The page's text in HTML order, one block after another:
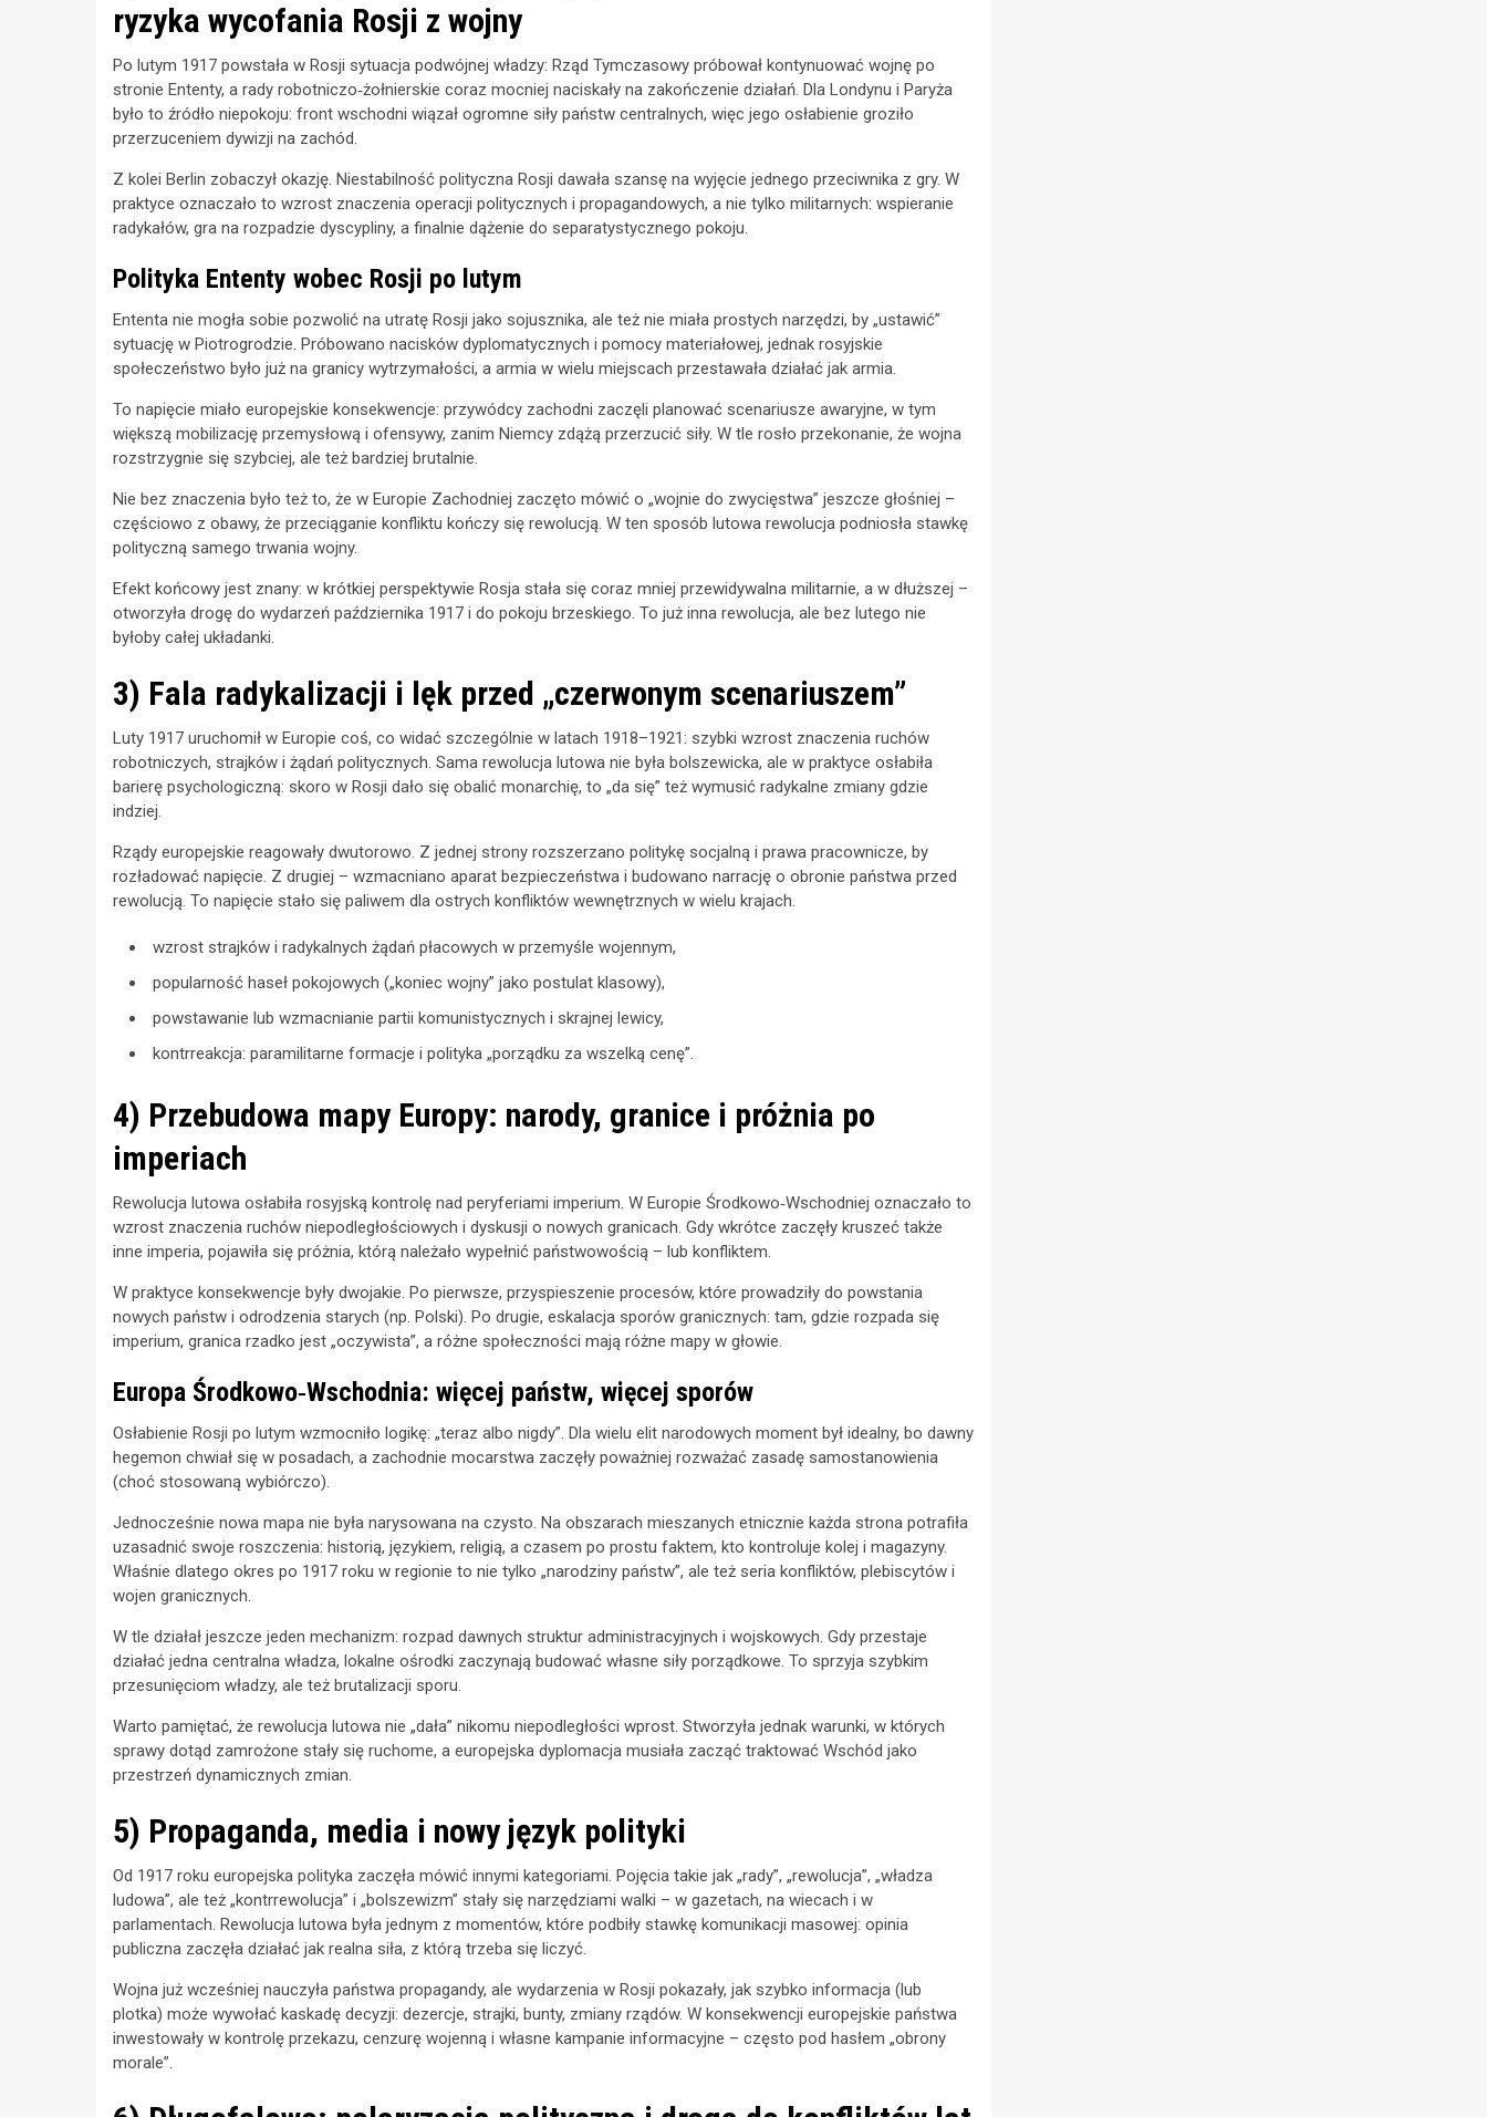
ryzyka wycofania Rosji z wojny
Po lutym 1917 powstała w Rosji sytuacja podwójnej władzy: Rząd Tymczasowy próbował kontynuować wojnę po
stronie Ententy, a rady robotniczo‑żołnierskie coraz mocniej naciskały na zakończenie działań. Dla Londynu i Paryża
było to źródło niepokoju: front wschodni wiązał ogromne siły państw centralnych, więc jego osłabienie groziło
przerzuceniem dywizji na zachód.
Z kolei Berlin zobaczył okazję. Niestabilność polityczna Rosji dawała szansę na wyjęcie jednego przeciwnika z gry. W
praktyce oznaczało to wzrost znaczenia operacji politycznych i propagandowych, a nie tylko militarnych: wspieranie
radykałów, gra na rozpadzie dyscypliny, a finalnie dążenie do separatystycznego pokoju.
Polityka Ententy wobec Rosji po lutym
Ententa nie mogła sobie pozwolić na utratę Rosji jako sojusznika, ale też nie miała prostych narzędzi, by „ustawić”
sytuację w Piotrogrodzie. Próbowano nacisków dyplomatycznych i pomocy materiałowej, jednak rosyjskie
społeczeństwo było już na granicy wytrzymałości, a armia w wielu miejscach przestawała działać jak armia.
To napięcie miało europejskie konsekwencje: przywódcy zachodni zaczęli planować scenariusze awaryjne, w tym
większą mobilizację przemysłową i ofensywy, zanim Niemcy zdążą przerzucić siły. W tle rosło przekonanie, że wojna
rozstrzygnie się szybciej, ale też bardziej brutalnie.
Nie bez znaczenia było też to, że w Europie Zachodniej zaczęto mówić o „wojnie do zwycięstwa” jeszcze głośniej –
częściowo z obawy, że przeciąganie konfliktu kończy się rewolucją. W ten sposób lutowa rewolucja podniosła stawkę
polityczną samego trwania wojny.
Efekt końcowy jest znany: w krótkiej perspektywie Rosja stała się coraz mniej przewidywalna militarnie, a w dłuższej –
otworzyła drogę do wydarzeń października 1917 i do pokoju brzeskiego. To już inna rewolucja, ale bez lutego nie
byłoby całej układanki.
3) Fala radykalizacji i lęk przed „czerwonym scenariuszem”
Luty 1917 uruchomił w Europie coś, co widać szczególnie w latach 1918–1921: szybki wzrost znaczenia ruchów
robotniczych, strajków i żądań politycznych. Sama rewolucja lutowa nie była bolszewicka, ale w praktyce osłabiła
barierę psychologiczną: skoro w Rosji dało się obalić monarchię, to „da się” też wymusić radykalne zmiany gdzie
indziej.
Rządy europejskie reagowały dwutorowo. Z jednej strony rozszerzano politykę socjalną i prawa pracownicze, by
rozładować napięcie. Z drugiej – wzmacniano aparat bezpieczeństwa i budowano narrację o obronie państwa przed
rewolucją. To napięcie stało się paliwem dla ostrych konfliktów wewnętrznych w wielu krajach.
wzrost strajków i radykalnych żądań płacowych w przemyśle wojennym,
popularność haseł pokojowych („koniec wojny” jako postulat klasowy),
powstawanie lub wzmacnianie partii komunistycznych i skrajnej lewicy,
kontrreakcja: paramilitarne formacje i polityka „porządku za wszelką cenę”.
4) Przebudowa mapy Europy: narody, granice i próżnia po
imperiach
Rewolucja lutowa osłabiła rosyjską kontrolę nad peryferiami imperium. W Europie Środkowo‑Wschodniej oznaczało to
wzrost znaczenia ruchów niepodległościowych i dyskusji o nowych granicach. Gdy wkrótce zaczęły kruszeć także
inne imperia, pojawiła się próżnia, którą należało wypełnić państwowością – lub konfliktem.
W praktyce konsekwencje były dwojakie. Po pierwsze, przyspieszenie procesów, które prowadziły do powstania
nowych państw i odrodzenia starych (np. Polski). Po drugie, eskalacja sporów granicznych: tam, gdzie rozpada się
imperium, granica rzadko jest „oczywista”, a różne społeczności mają różne mapy w głowie.
Europa Środkowo‑Wschodnia: więcej państw, więcej sporów
Osłabienie Rosji po lutym wzmocniło logikę: „teraz albo nigdy”. Dla wielu elit narodowych moment był idealny, bo dawny
hegemon chwiał się w posadach, a zachodnie mocarstwa zaczęły poważniej rozważać zasadę samostanowienia
(choć stosowaną wybiórczo).
Jednocześnie nowa mapa nie była narysowana na czysto. Na obszarach mieszanych etnicznie każda strona potrafiła
uzasadnić swoje roszczenia: historią, językiem, religią, a czasem po prostu faktem, kto kontroluje kolej i magazyny.
Właśnie dlatego okres po 1917 roku w regionie to nie tylko „narodziny państw”, ale też seria konfliktów, plebiscytów i
wojen granicznych.
W tle działał jeszcze jeden mechanizm: rozpad dawnych struktur administracyjnych i wojskowych. Gdy przestaje
działać jedna centralna władza, lokalne ośrodki zaczynają budować własne siły porządkowe. To sprzyja szybkim
przesunięciom władzy, ale też brutalizacji sporu.
Warto pamiętać, że rewolucja lutowa nie „dała” nikomu niepodległości wprost. Stworzyła jednak warunki, w których
sprawy dotąd zamrożone stały się ruchome, a europejska dyplomacja musiała zacząć traktować Wschód jako
przestrzeń dynamicznych zmian.
5) Propaganda, media i nowy język polityki
Od 1917 roku europejska polityka zaczęła mówić innymi kategoriami. Pojęcia takie jak „rady”, „rewolucja”, „władza
ludowa”, ale też „kontrrewolucja” i „bolszewizm” stały się narzędziami walki – w gazetach, na wiecach i w
parlamentach. Rewolucja lutowa była jednym z momentów, które podbiły stawkę komunikacji masowej: opinia
publiczna zaczęła działać jak realna siła, z którą trzeba się liczyć.
Wojna już wcześniej nauczyła państwa propagandy, ale wydarzenia w Rosji pokazały, jak szybko informacja (lub
plotka) może wywołać kaskadę decyzji: dezercje, strajki, bunty, zmiany rządów. W konsekwencji europejskie państwa
inwestowały w kontrolę przekazu, cenzurę wojenną i własne kampanie informacyjne – często pod hasłem „obrony
morale”.